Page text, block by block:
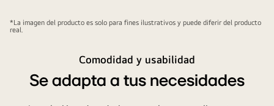
*La imagen del producto es solo para fines ilustrativos y puede diferir del producto
real.
Comodidad y usabilidad
Se adapta a tus necesidades